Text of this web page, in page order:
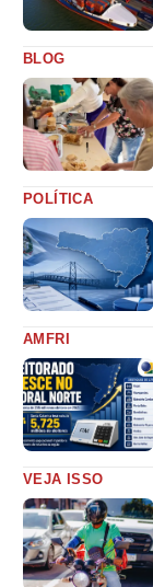
BLOG
POLÍTICA
AMFRI
VEJA ISSO